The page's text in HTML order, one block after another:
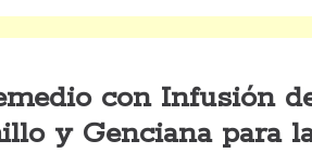
con Infusión
y Genciana para